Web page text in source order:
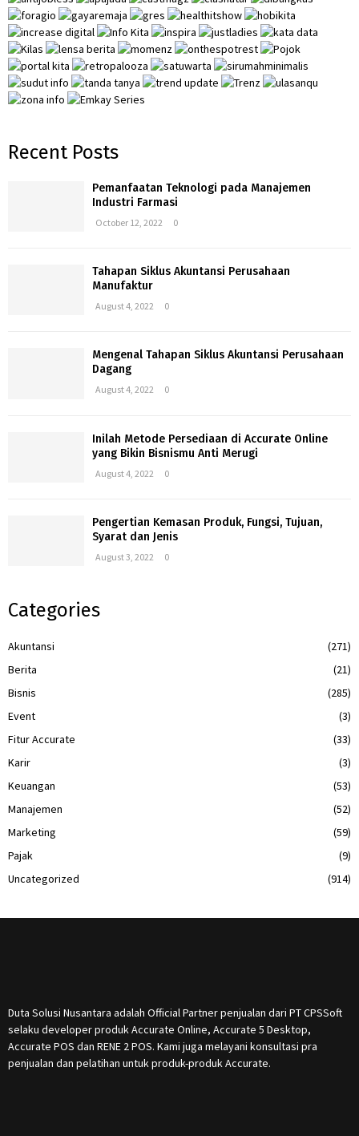
:
Recent Posts
Pemanfaatan Teknologi pada Manajemen
Industri Farmasi
October 12, 2022 0
Tahapan Siklus Akuntansi Perusahaan
Manufaktur
August 4, 2022 0
Mengenal Tahapan Siklus Akuntansi Perusahaan
Dagang
August 4, 2022 0
Inilah Metode Persediaan di Accurate Online
yang Bikin Bisnismu Anti Merugi
August 4, 2022 0
Pengertian Kemasan Produk, Fungsi, Tujuan,
Syarat dan Jenis
August 3, 2022 0
Categories
Akuntansi
(271)
Berita
(21)
Bisnis
(285)
Event
(3)
Fitur Accurate
(33)
Karir
(3)
Keuangan
(53)
Manajemen
(52)
Marketing
(59)
Pajak
(9)
Uncategorized
(914)
Duta Solusi Nusantara adalah Official Partner penjualan dari PT CPSSoft
selaku developer produk Accurate Online, Accurate 5 Desktop,
Accurate POS dan RENE 2 POS. Kami juga melayani konsultasi pra
penjualan dan pelatihan untuk produk-produk Accurate.